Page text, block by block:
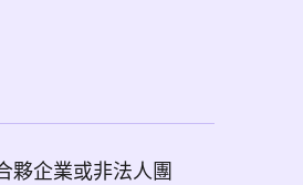
夥企業或非法人團